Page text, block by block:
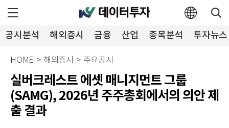
공시분석 해외증시 금융 산업 종목분석 투자뉴스
HOME > 해외증시 > 주요공시
실버크레스트 에셋 매니지먼트 그룹
(SAMG), 2026년 주주총회에서의 의안 제
출 결과